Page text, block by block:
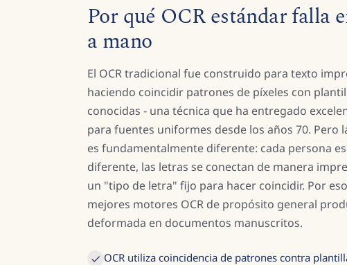
Por qué OCR estándar falla
a mano
El OCR tradicional fue construido para texto
haciendo coincidir patrones de píxeles con
conocidas - una técnica que ha entregado
para fuentes uniformes desde los años 70. Pero
es fundamentalmente diferente: cada persona
diferente, las letras se conectan de manera
un "tipo de letra" fijo para hacer coincidir. Por
mejores motores OCR de propósito general
deformada en documentos manuscritos.
OCR utiliza coincidencia de patrones contra